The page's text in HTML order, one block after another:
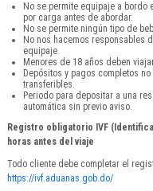
No se permite equipaje a
por carga antes de abordar.
No se permite ningún tipo de
No nos hacemos responsables
equipaje.
Menores de 18 años deben
Depósitos y pagos completos
transferibles.
Periodo para depositar a una
automática sin previo aviso.
Registro obligatorio IVF
horas antes del viaje
Todo cliente debe completar el
https://ivf.aduanas.gob.do/